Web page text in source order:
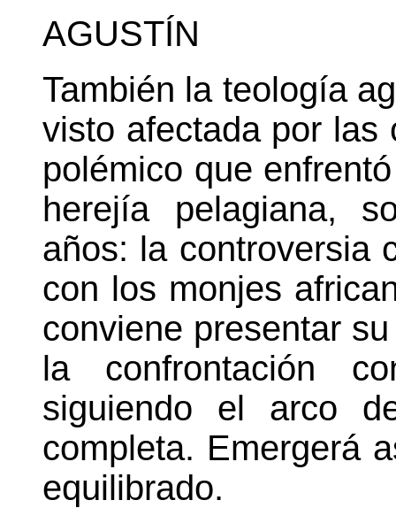
AGUSTÍN
También la teología
visto afectada por las
polémico que
herejía pelagiana,
años: la controversia
con los monjes
conviene presentar
la confrontación
siguiendo el arco
completa. Emergerá
equilibrado.